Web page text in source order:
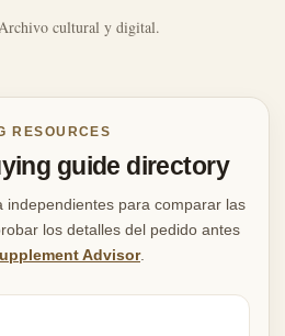
cultural y digital.
RESOURCES
guide directory
independientes para comparar las
los detalles del pedido antes
Advisor.